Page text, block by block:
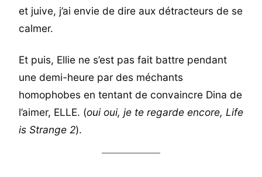
et juive, j’ai envie de dire aux détracteurs de se
calmer.
Et puis, Ellie ne s’est pas fait battre pendant
une demi-heure par des méchants
homophobes en tentant de convaincre Dina de
l’aimer, ELLE. (oui oui, je te regarde encore, Life
is Strange 2).